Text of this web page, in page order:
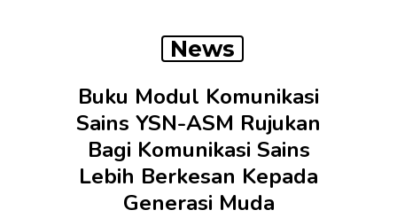
News
Buku Modul Komunikasi
Sains YSN-ASM Rujukan
Bagi Komunikasi Sains
Lebih Berkesan Kepada
Generasi Muda